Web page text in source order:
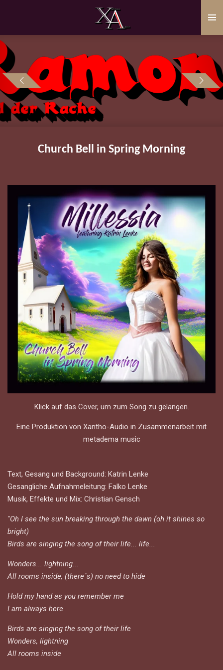
springen
Church Bell in Spring Morning
Klick auf das Cover, um zum Song zu gelangen.
Eine Produktion von Xantho-Audio in Zusammenarbeit mit
metadema music
Text, Gesang und Background: Katrin Lenke
Gesangliche Aufnahmeleitung: Falko Lenke
Musik, Effekte und Mix: Christian Gensch
"Oh I see the sun breaking through the dawn (oh it shines so
bright)
Birds are singing the song of their life... life...
Wonders... lightning...
All rooms inside, (there´s) no need to hide
Hold my hand as you remember me
I am always here
Birds are singing the song of their life
Wonders, lightning
All rooms inside